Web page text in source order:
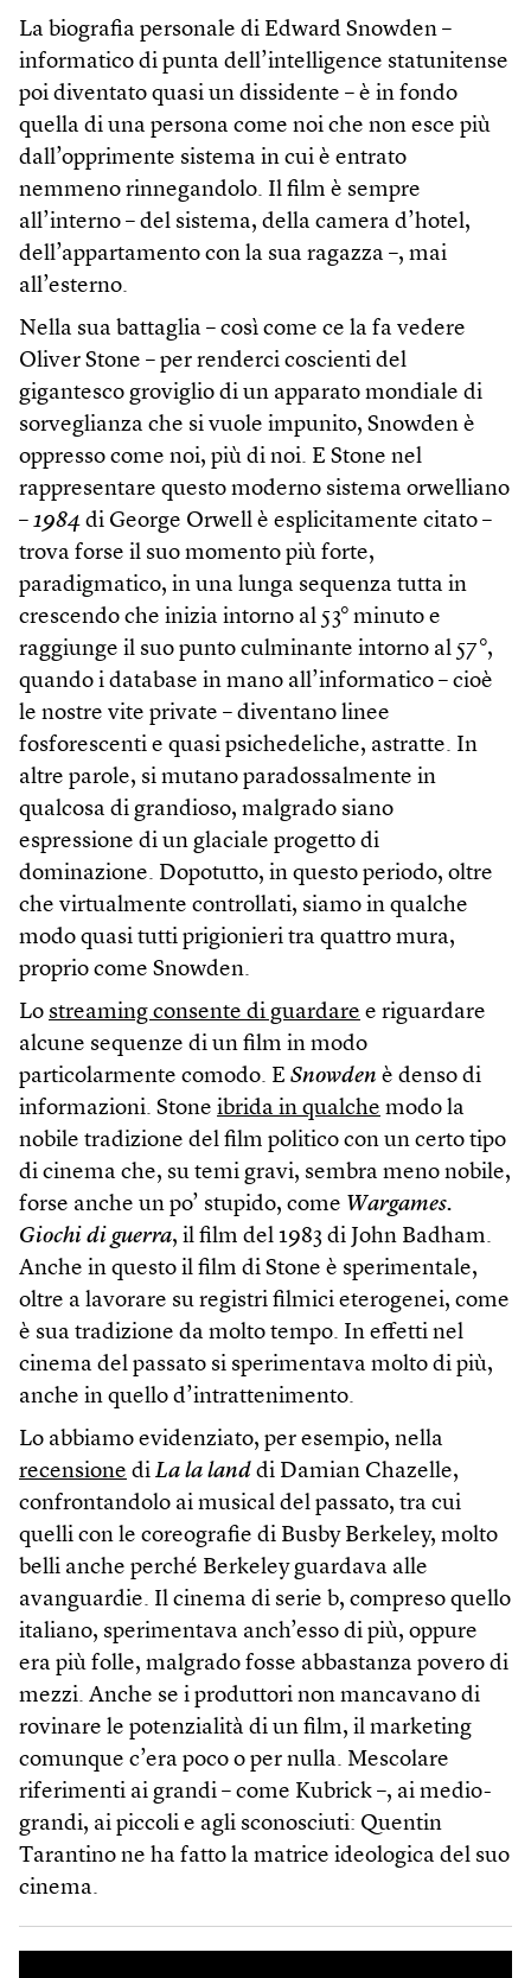
La biografia personale di Edward Snowden –
informatico di punta dell’intelligence statunitense
poi diventato quasi un dissidente – è in fondo
quella di una persona come noi che non esce più
dall’opprimente sistema in cui è entrato
nemmeno rinnegandolo. Il film è sempre
all’interno – del sistema, della camera d’hotel,
dell’appartamento con la sua ragazza –, mai
all’esterno.
Nella sua battaglia – così come ce la fa vedere
Oliver Stone – per renderci coscienti del
gigantesco groviglio di un apparato mondiale di
sorveglianza che si vuole impunito, Snowden è
oppresso come noi, più di noi. E Stone nel
rappresentare questo moderno sistema orwelliano
– 1984 di George Orwell è esplicitamente citato –
trova forse il suo momento più forte,
paradigmatico, in una lunga sequenza tutta in
crescendo che inizia intorno al 53° minuto e
raggiunge il suo punto culminante intorno al 57°,
quando i database in mano all’informatico – cioè
le nostre vite private – diventano linee
fosforescenti e quasi psichedeliche, astratte. In
altre parole, si mutano paradossalmente in
qualcosa di grandioso, malgrado siano
espressione di un glaciale progetto di
dominazione. Dopotutto, in questo periodo, oltre
che virtualmente controllati, siamo in qualche
modo quasi tutti prigionieri tra quattro mura,
proprio come Snowden.
Lo streaming consente di guardare e riguardare
alcune sequenze di un film in modo
particolarmente comodo. E Snowden è denso di
informazioni. Stone ibrida in qualche modo la
nobile tradizione del film politico con un certo tipo
di cinema che, su temi gravi, sembra meno nobile,
forse anche un po’ stupido, come Wargames.
Giochi di guerra, il film del 1983 di John Badham.
Anche in questo il film di Stone è sperimentale,
oltre a lavorare su registri filmici eterogenei, come
è sua tradizione da molto tempo. In effetti nel
cinema del passato si sperimentava molto di più,
anche in quello d’intrattenimento.
Lo abbiamo evidenziato, per esempio, nella
recensione di La la land di Damian Chazelle,
confrontandolo ai musical del passato, tra cui
quelli con le coreografie di Busby Berkeley, molto
belli anche perché Berkeley guardava alle
avanguardie. Il cinema di serie b, compreso quello
italiano, sperimentava anch’esso di più, oppure
era più folle, malgrado fosse abbastanza povero di
mezzi. Anche se i produttori non mancavano di
rovinare le potenzialità di un film, il marketing
comunque c’era poco o per nulla. Mescolare
riferimenti ai grandi – come Kubrick –, ai medio-
grandi, ai piccoli e agli sconosciuti: Quentin
Tarantino ne ha fatto la matrice ideologica del suo
cinema.